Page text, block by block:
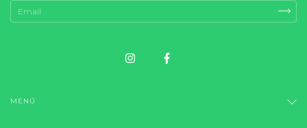
MENÚ